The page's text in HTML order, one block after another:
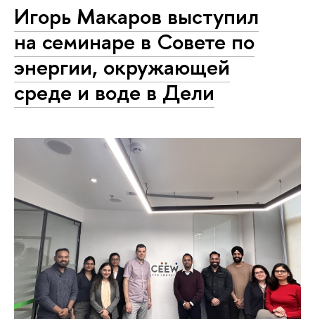
Игорь Макаров выступил
на семинаре в Совете по
энергии, окружающей
среде и воде в Дели